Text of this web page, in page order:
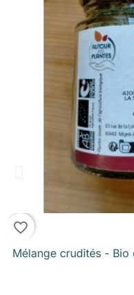
favorite_border
Mélange crudités - Bio